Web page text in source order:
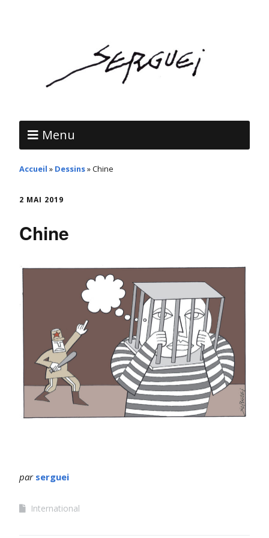
Menu
Accueil » Dessins»Chine
2 MAI 2019
Chine
par serguei
International